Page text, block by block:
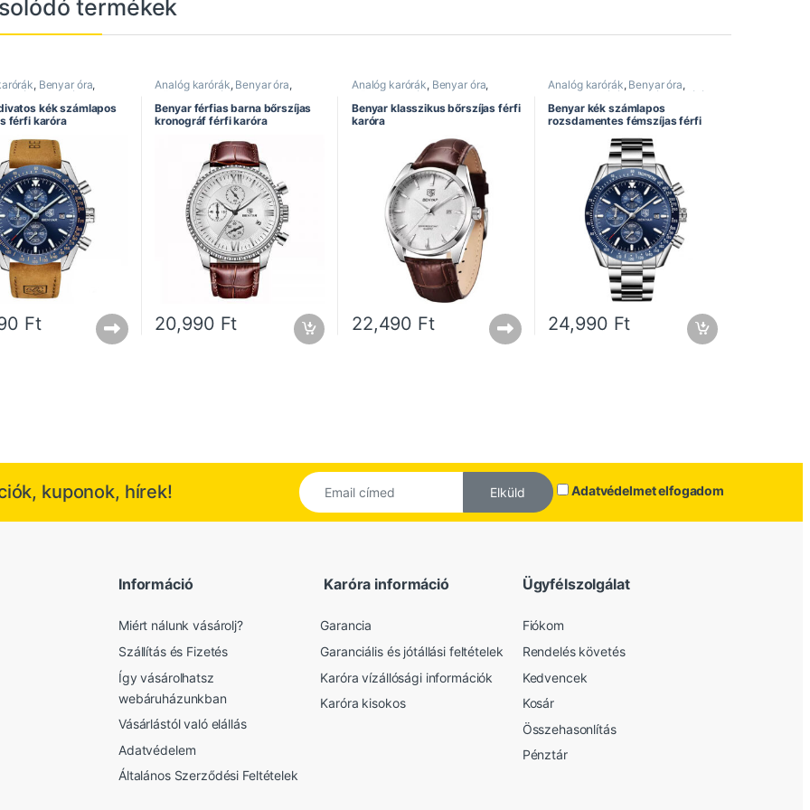
termékek
, Benyar óra,
karórák
Elegáns
Férfi karórák,Kronográf
kék számlapos
férfi karóra
Ft
Analóg karórák, Benyar óra,
Bőrszíjas karórák
Divatos
karórák ,Elegáns karórák,Férfi
karórák,Kronográf karórák
Benyar férfias barna bőrszíjas
kronográf férfi karóra
20,990 Ft
Analóg karórák, Benyar óra,
Bőrszíjas karórák
Divatos
karórák ,Elegáns karórák,Férfi
karórák
Legújabb karórák
Benyar klasszikus bőrszíjas férfi
karóra
22,490 Ft
Analóg karórák, Benyar óra,
Divatos karórák
Elegáns karórák
Férfi karórák,Kronográf karórák
Rozsdamentes szíj
Benyar kék számlapos
rozsdamentes fémszíjas férfi
24,990 Ft
kuponok, hírek! Elküld Adatvédelmet elfogadom
Információ
Miért nálunk vásárolj?
Szállítás és Fizetés
Így vásárolhatsz
webáruházunkban
Vásárlástól való elállás
Adatvédelem
Általános Szerződési Feltételek
Karóra információ
Garancia
Garanciális és jótállási feltételek
Karóra vízállósági információk
Karóra kisokos
Ügyfélszolgálat
Fiókom
Rendelés követés
Kedvencek
Kosár
Összehasonlítás
Pénztár